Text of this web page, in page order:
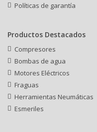
Políticas de garantía
Productos Destacados
Compresores
Bombas de agua
Motores Eléctricos
Fraguas
Herramientas Neumáticas
Esmeriles